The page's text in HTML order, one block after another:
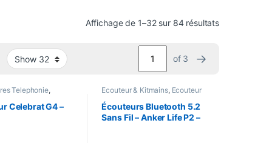
Affichage de 1–32 sur 84 résultats
of 3 →
Telephonie,
Kitmains
Ecouteur
Celebrat G4 –
Ecouteur & Kitmains, Ecouteur
Oreillettes
Écouteurs Bluetooth 5.2
Sans Fil – Anker Life P2 –